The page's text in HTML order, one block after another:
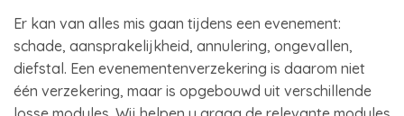
Er kan van alles mis gaan tijdens een evenement:
schade, aansprakelijkheid, annulering, ongevallen,
diefstal. Een evenementenverzekering is daarom niet
één verzekering, maar is opgebouwd uit verschillende